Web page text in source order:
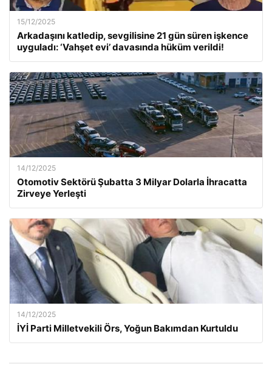
15/12/2025
Arkadaşını katledip, sevgilisine 21 gün süren işkence
uyguladı: ‘Vahşet evi’ davasında hüküm verildi!
14/12/2025
Otomotiv Sektörü Şubatta 3 Milyar Dolarla İhracatta
Zirveye Yerleşti
14/12/2025
İYİ Parti Milletvekili Örs, Yoğun Bakımdan Kurtuldu